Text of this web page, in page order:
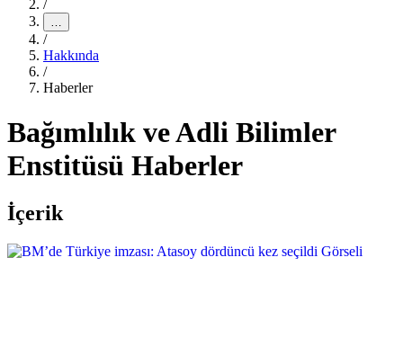
/
…
/
Hakkında
/
Haberler
Bağımlılık ve Adli Bilimler
Enstitüsü Haberler
İçerik